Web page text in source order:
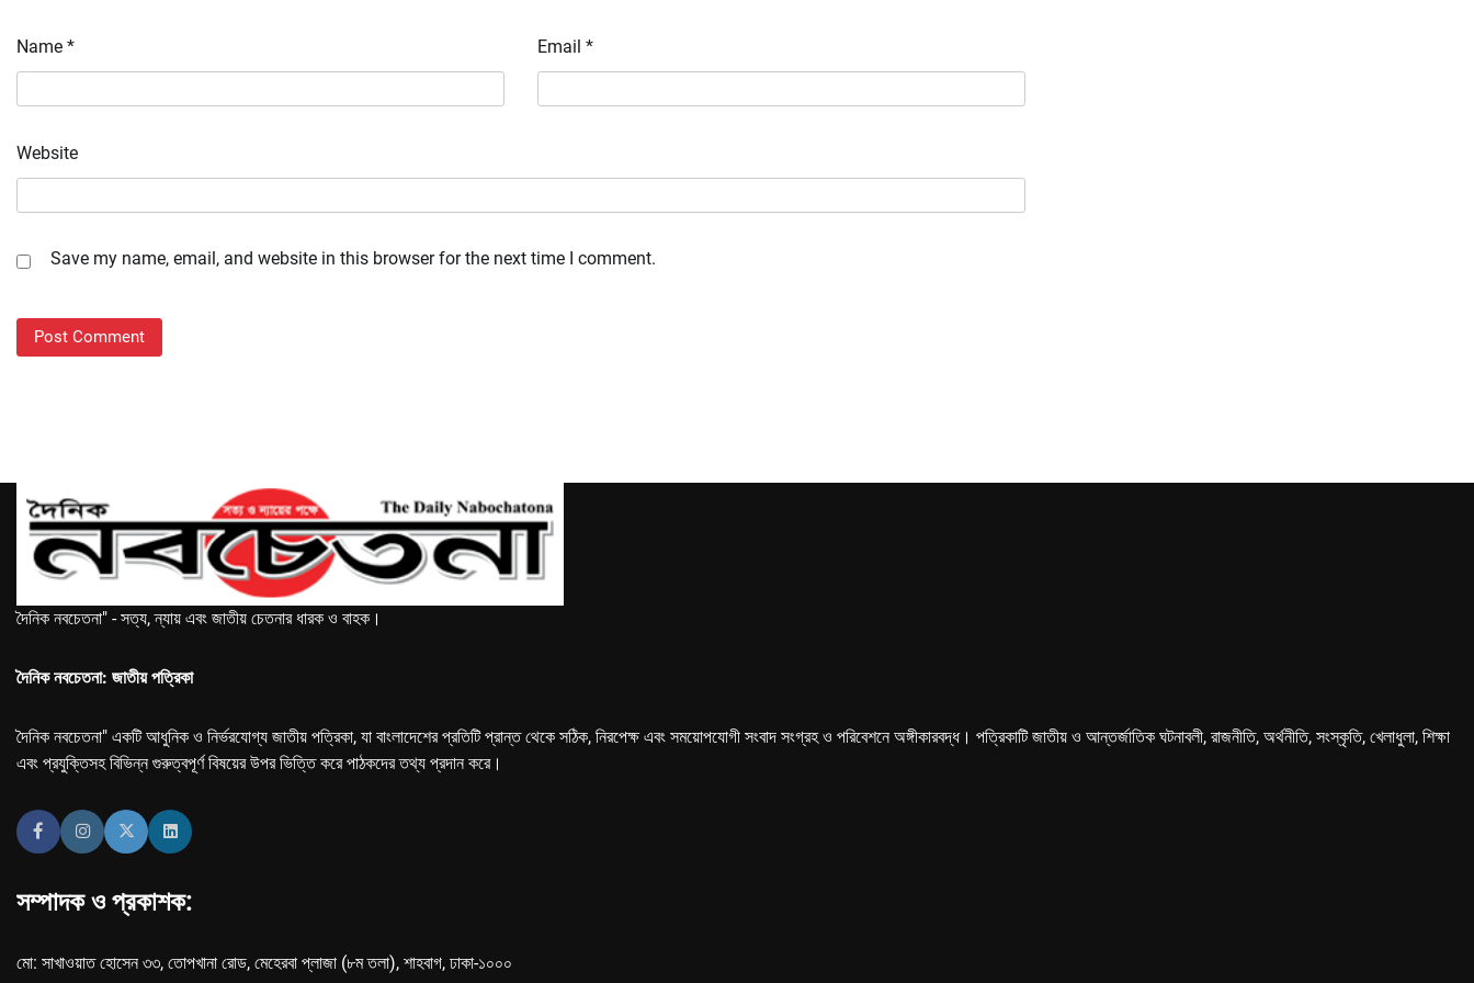
Name * Email *
Website
Save my name, email, and website in this browser for the next time I comment.
দৈনিক নবচেতনা" - সত্য, ন্যায় এবং জাতীয় চেতনার ধারক ও বাহক।
দৈনিক নবচেতনা: জাতীয় পত্রিকা
দৈনিক নবচেতনা" একটি আধুনিক ও নির্ভরযোগ্য জাতীয় পত্রিকা, যা বাংলাদেশের প্রতিটি প্রান্ত থেকে সঠিক, নিরপেক্ষ এবং সময়োপযোগী সংবাদ সংগ্রহ ও পরিবেশনে অঙ্গীকারবদ্ধ। পত্রিকাটি জাতীয় ও আন্তর্জাতিক ঘটনাবলী, রাজনীতি, অর্থনীতি, সংস্কৃতি, খেলাধুলা, শিক্ষা
এবং প্রযুক্তিসহ বিভিন্ন গুরুত্বপূর্ণ বিষয়ের উপর ভিত্তি করে পাঠকদের তথ্য প্রদান করে।
সম্পাদক ও প্রকাশক:
মো: সাখাওয়াত হোসেন ৩৩, তোপখানা রোড, মেহেরবা প্লাজা (৮ম তলা), শাহবাগ, ঢাকা-১০০০